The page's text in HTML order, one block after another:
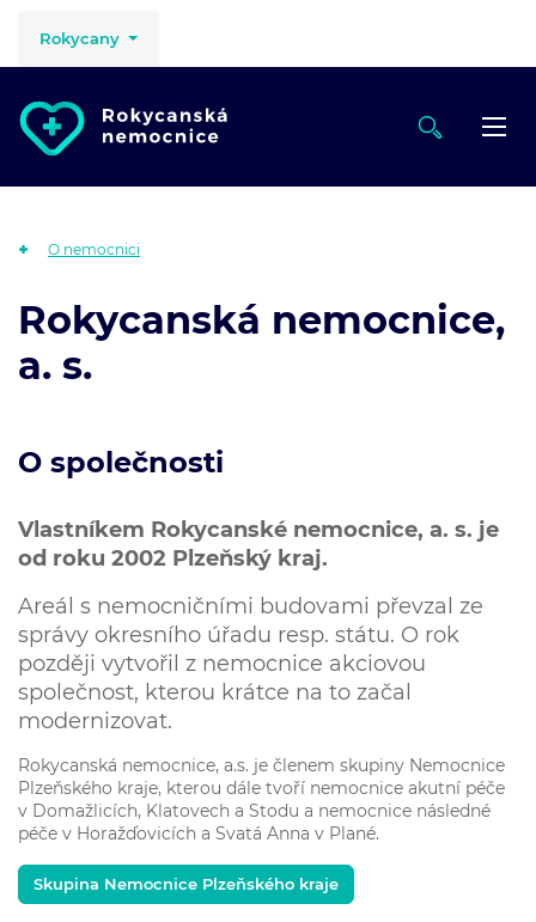
Rokycany
O nemocnici
Rokycanská nemocnice,
a. s.
O společnosti
Vlastníkem Rokycanské nemocnice, a. s. je
od roku 2002 Plzeňský kraj.
Areál s nemocničními budovami převzal ze
správy okresního úřadu resp. státu. O rok
později vytvořil z nemocnice akciovou
společnost, kterou krátce na to začal
modernizovat.
Rokycanská nemocnice, a.s. je členem skupiny Nemocnice
Plzeňského kraje, kterou dále tvoří nemocnice akutní péče
v Domažlicích, Klatovech a Stodu a nemocnice následné
péče v Horažďovicích a Svatá Anna v Plané.
Skupina Nemocnice Plzeňského kraje